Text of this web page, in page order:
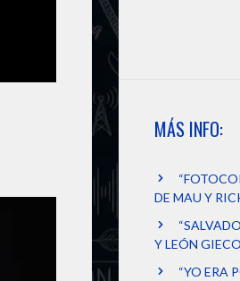
MÁS INFO:
DE MAU Y
Y LEÓN GIECO
“YO ERA